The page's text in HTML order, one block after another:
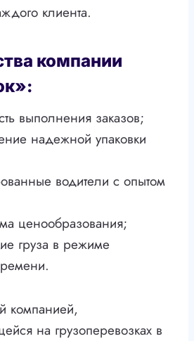
клиента.
компании
выполнения заказов;
надежной упаковки
водители с опытом
ценообразования;
груза в режиме
компанией,
на грузоперевозках в